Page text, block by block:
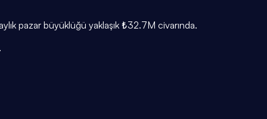
pazar büyüklüğü yaklaşık ₺32.7M civarında.